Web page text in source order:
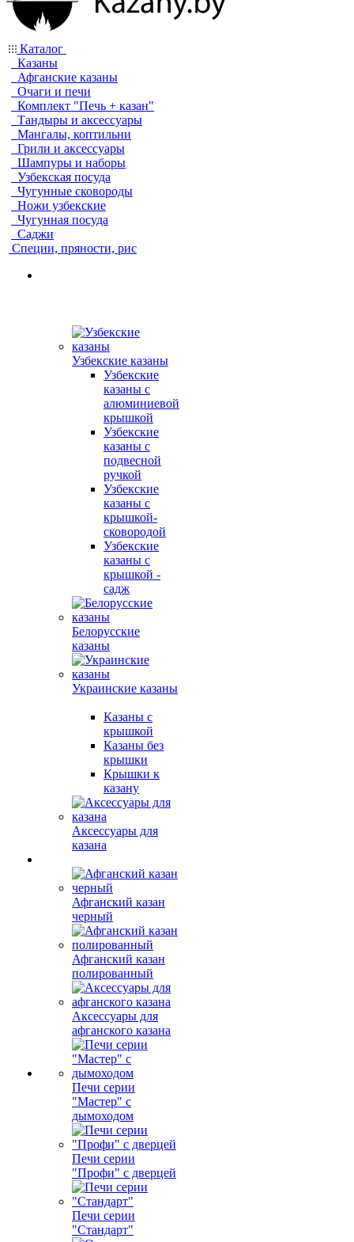
Каталог
Казаны
Афганские казаны
Очаги и печи
Комплект "Печь + казан"
Тандыры и аксессуары
Мангалы, коптильни
Грили и аксессуары
Шампуры и наборы
Узбекская посуда
Чугунные сковороды
Ножи узбекские
Чугунная посуда
Саджи
Специи, пряности, рис
Узбекские казаны
Узбекские
казаны с
алюминиевой
крышкой
Узбекские
казаны с
подвесной
ручкой
Узбекские
казаны с
крышкой-
сковородой
Узбекские
казаны с
крышкой -
садж
Белорусские
казаны
Украинские казаны
Казаны с
крышкой
Казаны без
крышки
Крышки к
казану
Аксессуары для
казана
Афганский казан
черный
Афганский казан
полированный
Аксессуары для
афганского казана
Печи серии
"Мастер" с
дымоходом
Печи серии
"Профи" с дверцей
Печи серии
"Стандарт"